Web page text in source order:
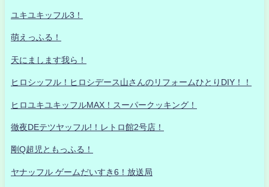
ユキユキッフル3！
萌えっふる！
天にまします我ら！
ヒロシッフル！ヒロシデース山さんのリフォームひとりDIY！！
ヒロユキユキッフルMAX！スーパークッキング！
徹夜DEテツヤッフル!！レトロ館2号店！
剛Q超児ともっふる！
ヤナッフル ゲームだいすき6！放送局